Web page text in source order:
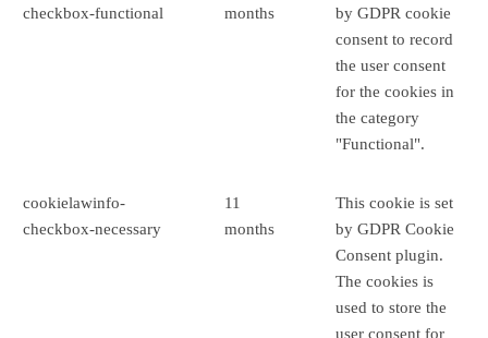
checkbox-functional
months
by GDPR cookie
consent to record
the user consent
for the cookies in
the category
"Functional".
cookielawinfo-
checkbox-necessary
11
months
This cookie is set
by GDPR Cookie
Consent plugin.
The cookies is
used to store the
user consent for